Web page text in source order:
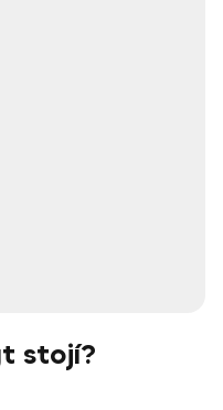
stojí?